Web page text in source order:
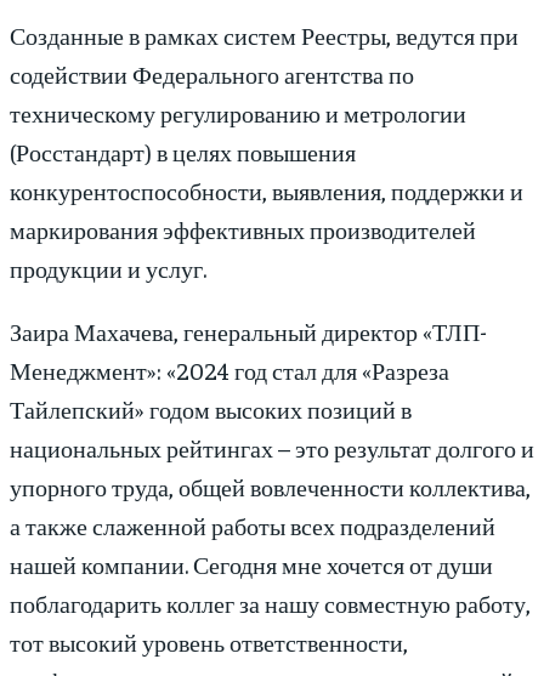
Созданные в рамках систем Реестры, ведутся при
содействии Федерального агентства по
техническому регулированию и метрологии
(Росстандарт) в целях повышения
конкурентоспособности, выявления, поддержки и
маркирования эффективных производителей
продукции и услуг.
Заира Махачева, генеральный директор «ТЛП-
Менеджмент»: «2024 год стал для «Разреза
Тайлепский» годом высоких позиций в
национальных рейтингах – это результат долгого и
упорного труда, общей вовлеченности коллектива,
а также слаженной работы всех подразделений
нашей компании. Сегодня мне хочется от души
поблагодарить коллег за нашу совместную работу,
тот высокий уровень ответственности,